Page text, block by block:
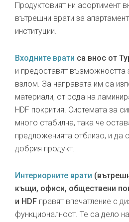
Продуктовият ни асортимент
вътрешни врати за
институции.
Входните врати са внос от
и предоставят
взлом. За направата им са
материали, от рода на
HDF покрития. Системата за
много стабилна, така че
предложенията отблизо, и да
добрия продукт.
Интериорните врати
къщи, офиси, обществени
и HDF правят впечатление с
функционалност. Те са дело